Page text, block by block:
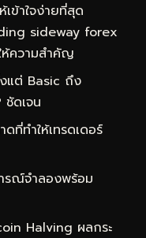
ข้าใจง่ายที่สุด
sideway forex
ห้ความสำคัญ
แต่ Basic ถึง
ดเจน
ที่ทำให้เทรดเดอร์
รณ์จำลองพร้อม
Halving ผลกระ